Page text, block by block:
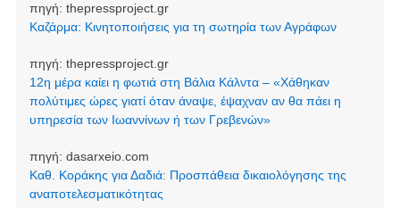
πηγή: thepressproject.gr
Καζάρμα: Κινητοποιήσεις για τη σωτηρία των Αγράφων
πηγή: thepressproject.gr
12η μέρα καίει η φωτιά στη Βάλια Κάλντα – «Χάθηκαν
πολύτιμες ώρες γιατί όταν άναψε, έψαχναν αν θα πάει η
υπηρεσία των Ιωαννίνων ή των Γρεβενών»
πηγή: dasarxeio.com
Καθ. Κοράκης για Δαδιά: Προσπάθεια δικαιολόγησης της
αναποτελεσματικότητας